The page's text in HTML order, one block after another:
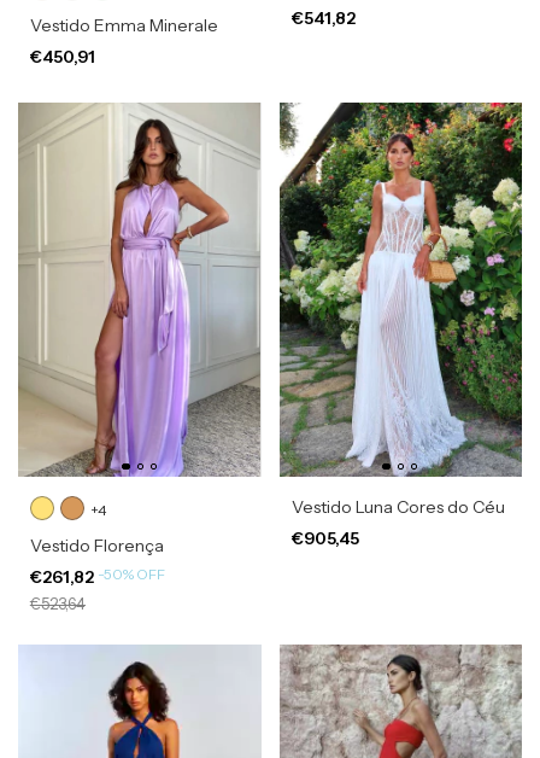
Vestido Emma Minerale
€450,91
€541,82
+4
Vestido Florença
€261,82 -50% OFF
€523,64
Vestido Luna Cores do Céu
€905,45